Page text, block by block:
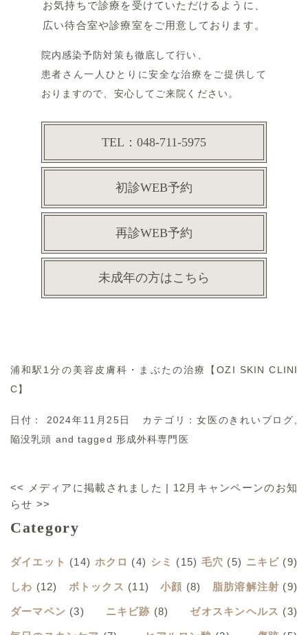
お気持ちで診療を受けていただけるように、
広い待合室や診療室をご用意しております。
院内感染予防対策も徹底して行い、
患者さん一人ひとりに安全な治療をご提供して
おりますので、安心してご来院ください。
TEL：048-711-5975
初診WEB予約
再診WEB予約
未成年の方はこちら
浦和駅1分の美容皮膚科・まぶたの治療【OZI SKIN CLINI
C】
日付： 2024年11月25日 カテゴリ：女医のきれいブログ
陥没乳頭 and tagged 形成外科専門医
<< メディアに掲載されました | 12月キャンペーンのお知
らせ >>
Category
ダイエット (14) ホクロ (4) シミ (15) 毛穴 (5) ニキビ (9)
しわ (12) ボトックス (11) 小顔 (8) 脂肪溶解注射 (9)
ダーマペン (3) ニキビ跡 (8) ゼオスキンヘルス (3)